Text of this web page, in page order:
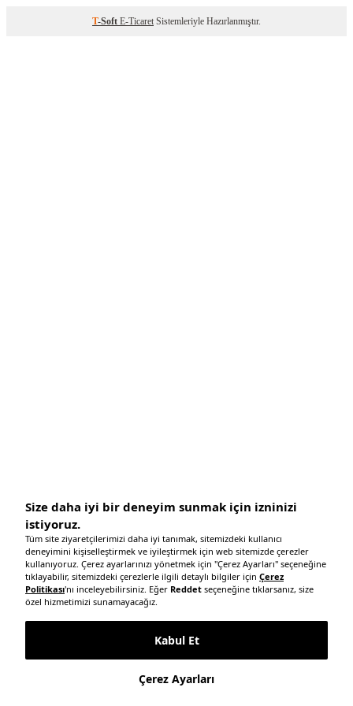
T-Soft E-Ticaret Sistemleriyle Hazırlanmıştır.